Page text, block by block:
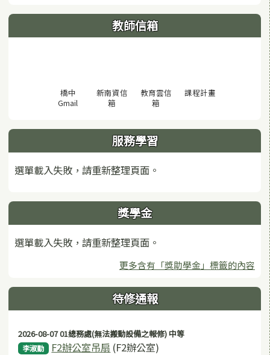
教師信箱
橋中
Gmail (另開視窗)
新南資信
箱
教育雲信
箱
課程計畫(另開視窗)
服務學習
選單載入失敗，請重新整理頁面。
獎學金
選單載入失敗，請重新整理頁面。
更多含有「獎助學金」標籤的內容
待修通報
2026-08-07 01總務處(無法搬動設備之報修) 中等
李淑勤 F2辦公室吊扇 (F2辦公室)